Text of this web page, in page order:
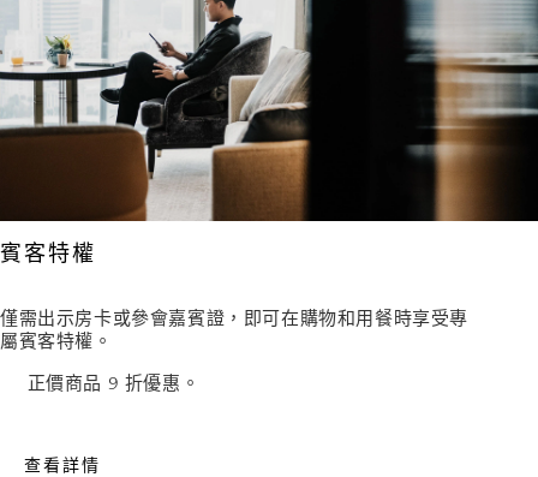
賓客特權
僅需出示房卡或參會嘉賓證，即可在購物和用餐時享受專
屬賓客特權。
正價商品 9 折優惠。
查看詳情